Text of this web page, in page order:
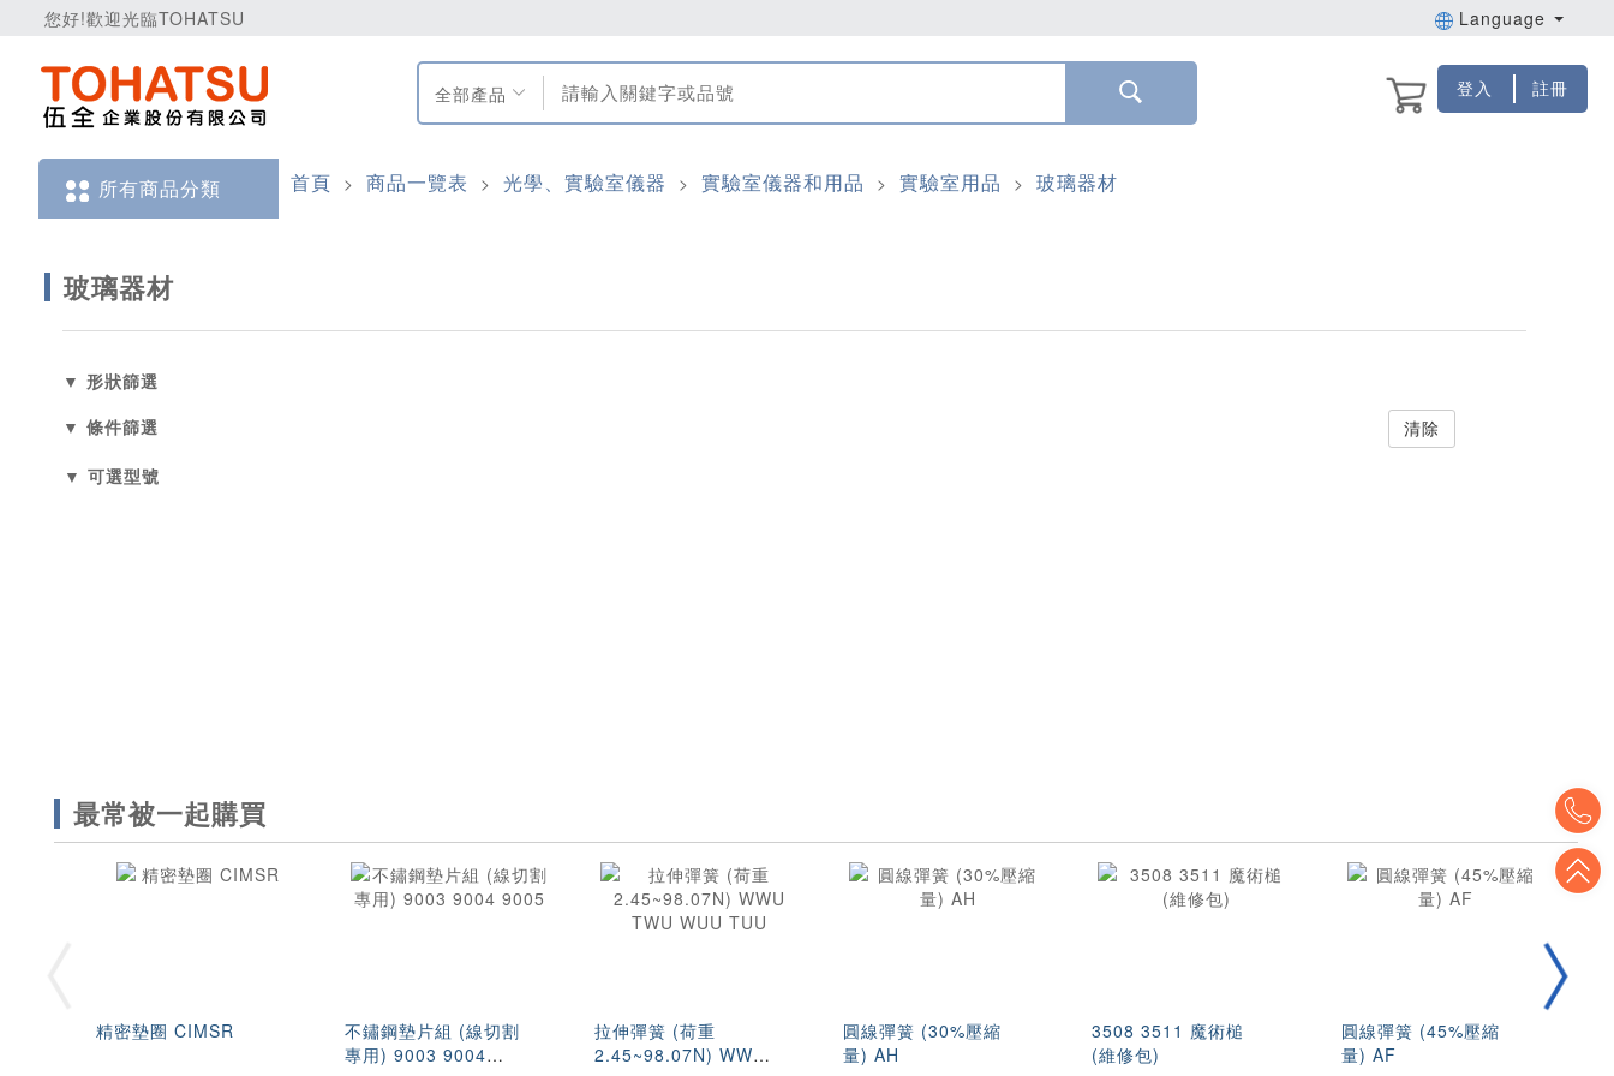
您好!歡迎光臨TOHATSU Language
全部產品 登入 註冊
所有商品分類 首頁 > 商品一覽表 > 光學、實驗室儀器 > 實驗室儀器和用品 > 實驗室用品 > 玻璃器材
玻璃器材
▼ 形狀篩選
▼ 條件篩選
清除
▼ 可選型號
最常被一起購買
精密墊圈 CIMSR
不鏽鋼墊片組 (線切割
專用) 9003 9004
拉伸彈簧 (荷重
2.45~98.07N) WWU
圓線彈簧 (30%壓縮
量) AH
3508 3511 魔術槌
(維修包)
圓線彈簧 (45%壓縮
量) AF